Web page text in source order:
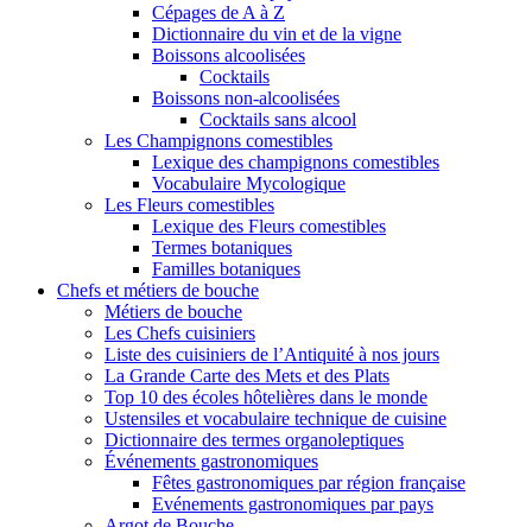
Cépages de A à Z
Dictionnaire du vin et de la vigne
Boissons alcoolisées
Cocktails
Boissons non-alcoolisées
Cocktails sans alcool
Les Champignons comestibles
Lexique des champignons comestibles
Vocabulaire Mycologique
Les Fleurs comestibles
Lexique des Fleurs comestibles
Termes botaniques
Familles botaniques
Chefs et métiers de bouche
Métiers de bouche
Les Chefs cuisiniers
Liste des cuisiniers de l’Antiquité à nos jours
La Grande Carte des Mets et des Plats
Top 10 des écoles hôtelières dans le monde
Ustensiles et vocabulaire technique de cuisine
Dictionnaire des termes organoleptiques
Événements gastronomiques
Fêtes gastronomiques par région française
Evénements gastronomiques par pays